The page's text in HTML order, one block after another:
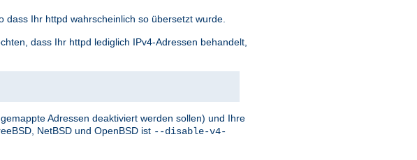
Ihr httpd wahrscheinlich so übersetzt wurde.
dass Ihr httpd lediglich IPv4-Adressen behandelt,
Adressen deaktiviert werden sollen) und Ihre
NetBSD und OpenBSD ist --disable-v4-